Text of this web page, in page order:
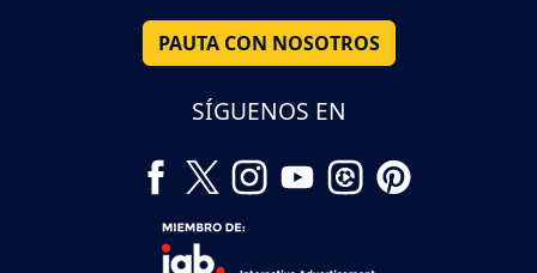
PAUTA CON NOSOTROS
SÍGUENOS EN